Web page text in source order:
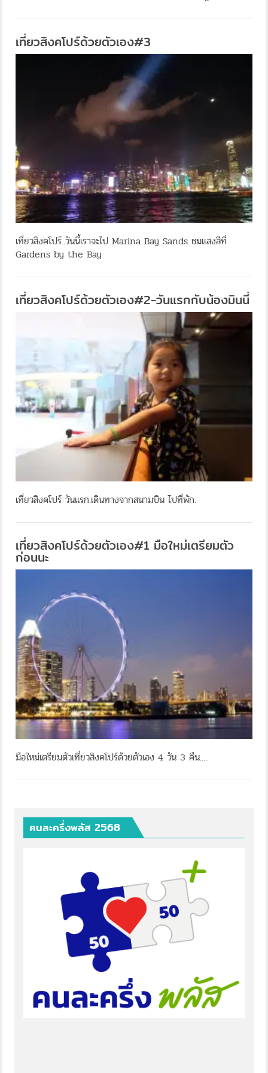
เที่ยวสิงคโปร์ด้วยตัวเอง#3
เที่ยวสิงคโปร์..วันนี้เราจะไป Marina Bay Sands ชมแสงสีที่
Gardens by the Bay
เที่ยวสิงคโปร์ด้วยตัวเอง#2-วันแรกกับน้องมินนี่
เที่ยวสิงคโปร์ วันแรก.เดินทางจากสนามบิน ไปที่พัก.
เที่ยวสิงคโปร์ด้วยตัวเอง#1 มือใหม่เตรียมตัว
ก่อนนะ
มือใหม่เตรียมตัวเที่ยวสิงคโปร์ด้วยตัวเอง 4 วัน 3 คืน.....
คนละครึ่งพลัส 2568